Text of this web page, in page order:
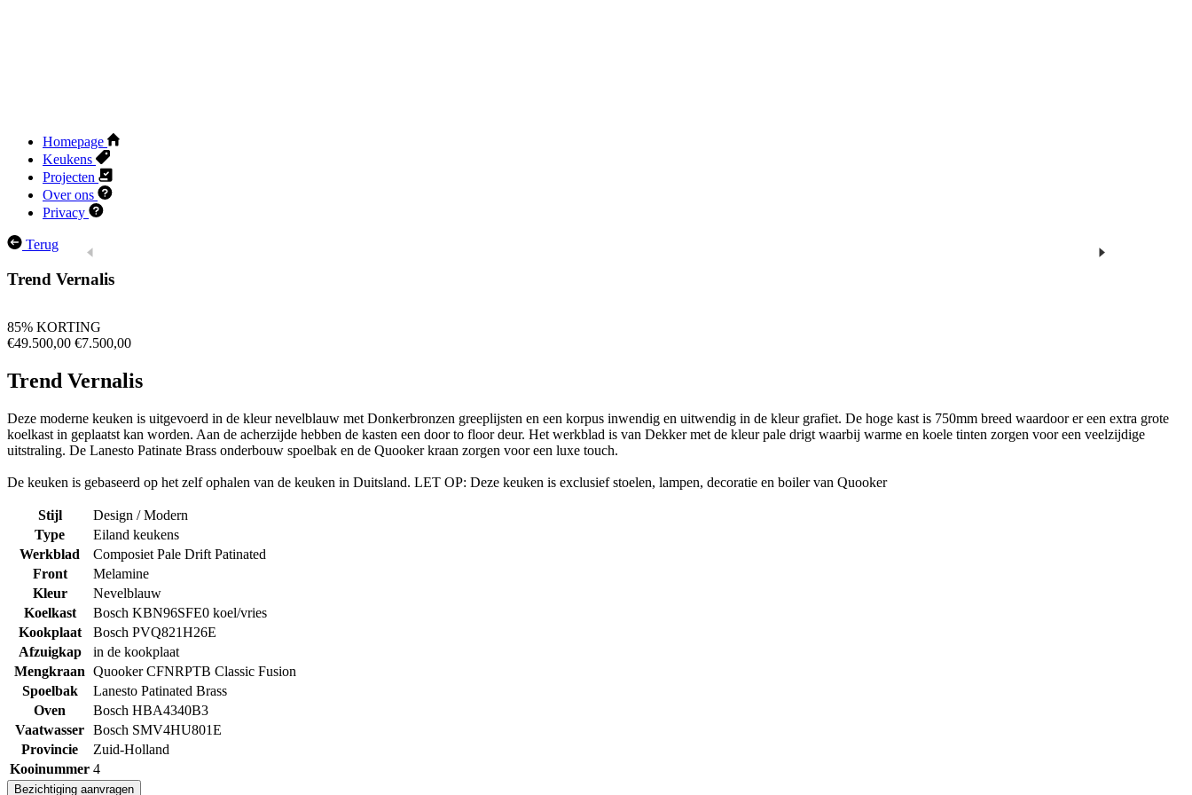
Homepage
Keukens
Projecten
Over ons
Privacy
Terug
Trend Vernalis
85% KORTING
€49.500,00 €7.500,00
Trend Vernalis
Deze moderne keuken is uitgevoerd in de kleur nevelblauw met Donkerbronzen greeplijsten en een korpus inwendig en uitwendig in de kleur grafiet. De hoge kast is 750mm breed waardoor er een extra grote
koelkast in geplaatst kan worden. Aan de acherzijde hebben de kasten een door to floor deur. Het werkblad is van Dekker met de kleur pale drigt waarbij warme en koele tinten zorgen voor een veelzijdige
uitstraling. De Lanesto Patinate Brass onderbouw spoelbak en de Quooker kraan zorgen voor een luxe touch.
De keuken is gebaseerd op het zelf ophalen van de keuken in Duitsland. LET OP: Deze keuken is exclusief stoelen, lampen, decoratie en boiler van Quooker
Stijl
Design / Modern
Type
Eiland keukens
Werkblad
Composiet Pale Drift Patinated
Front
Melamine
Kleur
Nevelblauw
Koelkast
Bosch KBN96SFE0 koel/vries
Kookplaat
Bosch PVQ821H26E
Afzuigkap
in de kookplaat
Mengkraan Quooker CFNRPTB Classic Fusion
Spoelbak
Lanesto Patinated Brass
Oven
Bosch HBA4340B3
Vaatwasser Bosch SMV4HU801E
Provincie
Zuid-Holland
Kooinummer 4
Bezichtiging aanvragen